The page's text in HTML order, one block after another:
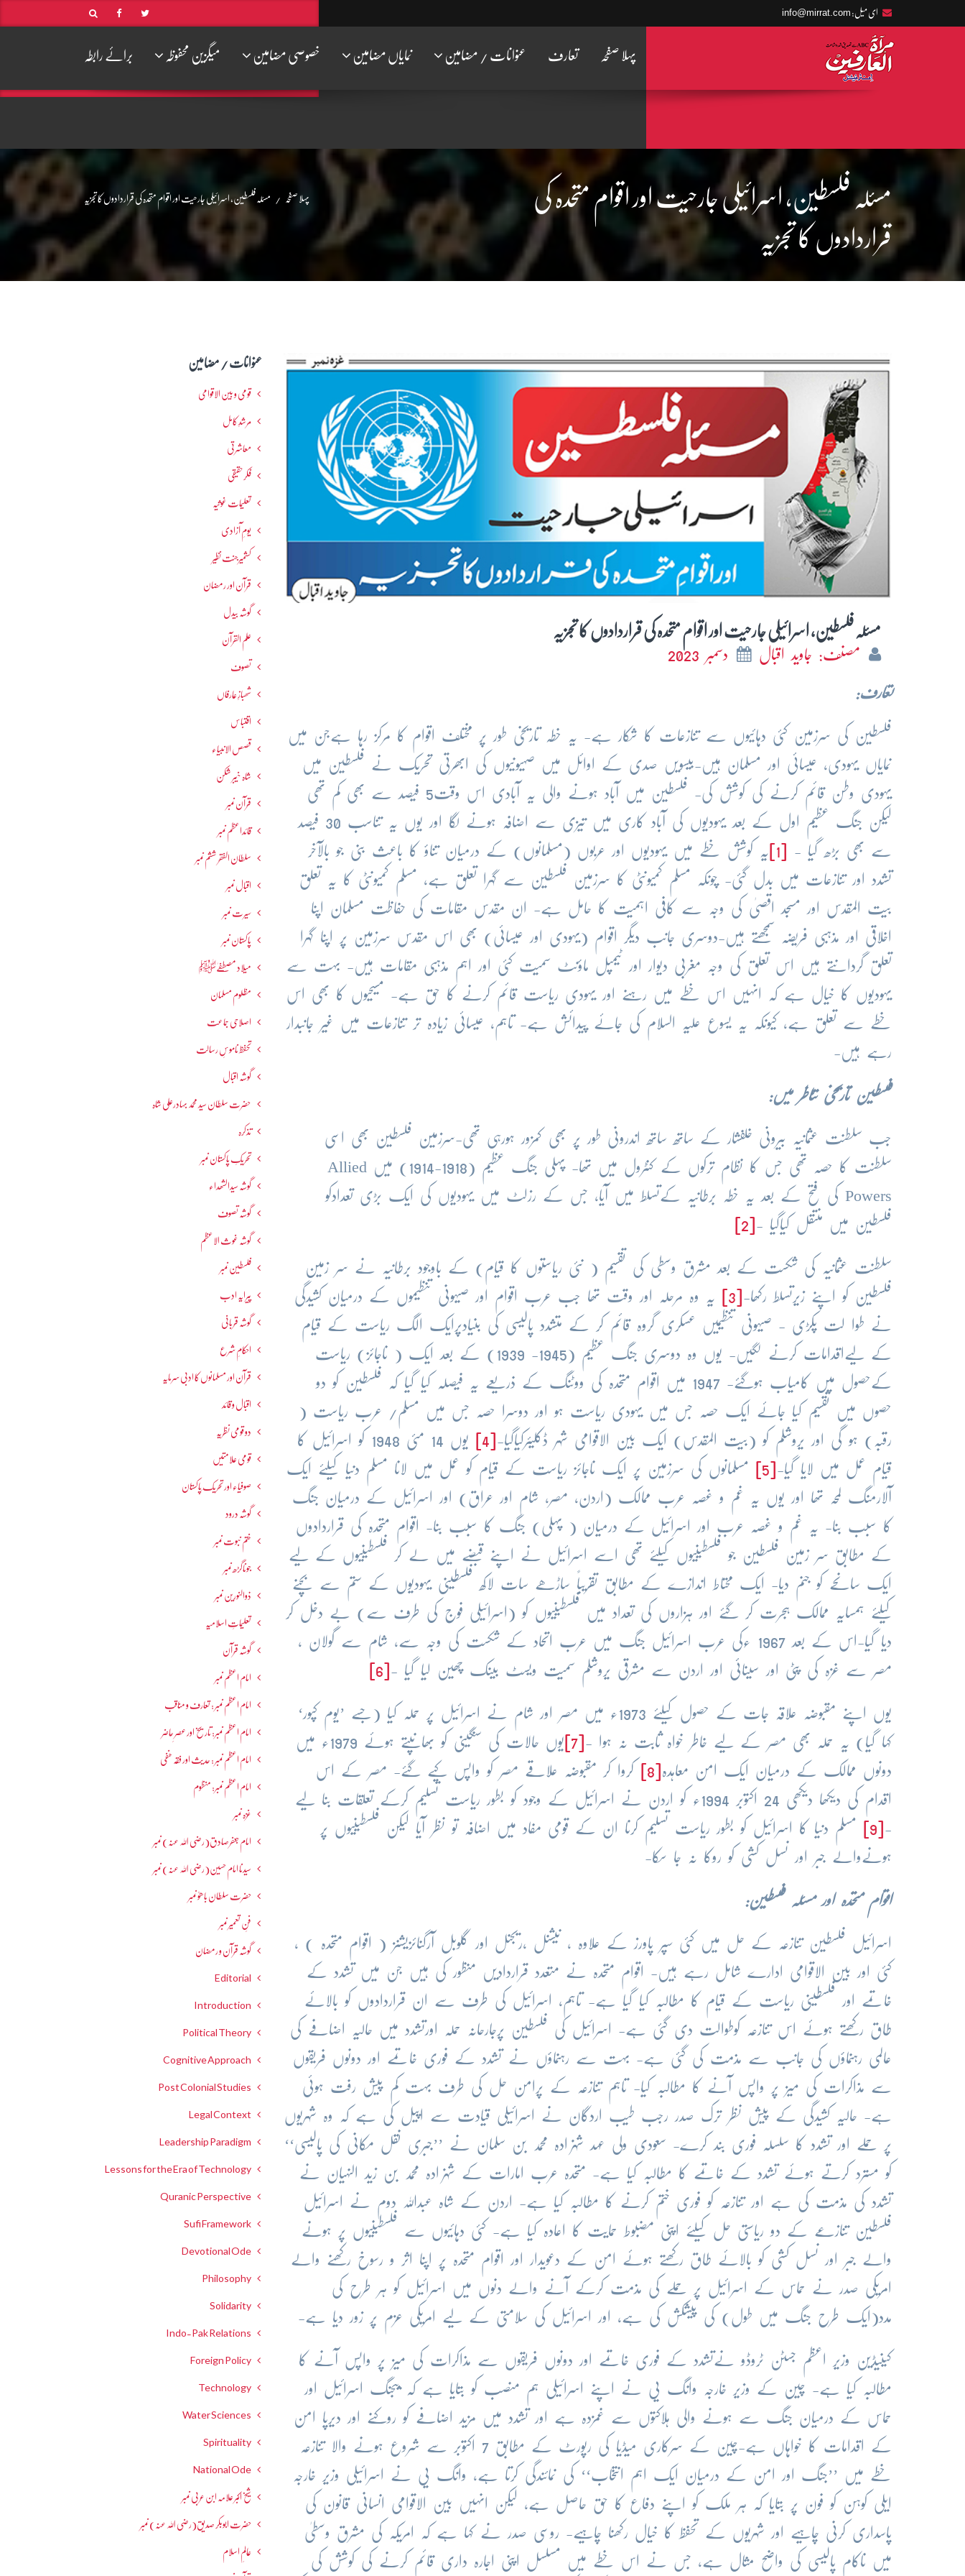
ای میل: info@mirrat.com
پہلا صفحہ تعارف عنوانات / مضامین نمایاں مضامین خصوصی مضامین میگزین محفوظہ برائے رابطہ
مسئلہ فلسطین، اسرائیلی جارحیت اور اقوام متحدہ کی
قراردادوں کا تجزیہ
پہلا صفحہ مسئلہ فلسطین، اسرائیلی جارحیت اور اقوام متحدہ کی قراردادوں کا تجزیہ
مسئلہ فلسطین، اسرائیلی جارحیت اور اقوام متحدہ کی قراردادوں کا تجزیہ
مصنف: جاوید اقبال دسمبر 2023
تعارف:
فلسطین کی سرزمین کئی دہائیوں سے تنازعات کا شکار ہے- یہ خطہ تاریخی طور پر مختلف اقوام کا مرکز رہا ہےجن میں
نمایاں یہودی، عیسائی اور مسلمان ہیں-بیسویں صدی کے اوائل میں صہیونیوں کی ابھرتی تحریک نے فلسطین میں
یہودی وطن قائم کرنے کی کوشش کی- فلسطین میں آباد ہونے والی یہ آبادی اس وقت5 فیصد سے بھی کم تھی
لیکن جنگ عظیم اول کے بعد یہودیوں کی آباد کاری میں تیزی سے اضافہ ہونے لگا اور یوں یہ تناسب 30 فیصد
سے بھی بڑھ گیا - یہ کوشش خطے میں یہودیوں اور عربوں (مسلمانوں) کے درمیان تناؤ کا باعث بنی جو بالآخر
تشدد اور تنازعات میں بدل گئی- چونکہ مسلم کمیونٹی کا سرزمین فلسطین سے گہرا تعلق ہے، مسلم کمیونٹی کا یہ تعلق
بیت المقدس اور مسجد اقصیٰ کی وجہ سے کافی اہمیت کا حامل ہے- ان مقدس مقامات کی حفاظت مسلمان اپنا
اخلاقی اور مذہبی فریضہ سمجھتے ہیں-دوسری جانب دیگر اقوام (یہودی اور عیسائی) بھی اس مقدس سرزمین پر اپنا گہرا
تعلق گردانتے ہیں اس تعلق کی وجہ مغربی دیوار اور ٹیمپل ماؤنٹ سمیت کئی اور اہم مذہبی مقامات ہیں- بہت سے
یہودیوں کا خیال ہے کہ انہیں اس خطے میں رہنے اور یہودی ریاست قائم کرنے کا حق ہے- مسیحیوں کا بھی اس
خطے سے تعلق ہے، کیونکہ یہ یسوع علیہ السلام کی جائے پیدائش ہے- تاہم، عیسائی زیادہ تر تنازعات میں غیر جانبدار
رہے ہیں-
فلسطین تاریخی تناظر میں:
جب سلطنت عثمانیہ بیرونی خلفشار کے ساتھ ساتھ اندرونی طور پر بھی کمزور ہورہی تھی-سرزمین فلسطین بھی اسی
سلطنت کا حصہ تھی جس کا نظام ترکوں کے کنٹرول میں تھا- پہلی جنگ عظیم (1918-1914) میں Allied
Powers کی فتح کے بعد یہ خطہ برطانیہ کےتسلط میں آیا، جس کے رزلٹ میں یہودیوں کی ایک بڑی تعدادکو
فلسطین میں منتقل کیاگیا -
سلطنت عثمانیہ کی شکست کے بعد مشرق وسطی کی تقسیم ( نئی ریاستوں کا قیام) کے باوجود برطانیہ نے سر زمین
فلسطین کو اپنے زیرتسلط رکھا- یہ وہ مرحلہ اور وقت تھا جب عرب اقوام اور صیہونی تنظیموں کے درمیان کشیدگی
نے طوا لت پکڑی - صیہونی تنظیمیں عسکری گروہ قائم کر کے متشدد پالیسی کی بنیادپرایک الگ ریاست کے قیام
کے لیےاقدامات کرنے لگیں- یوں وہ دوسری جنگ عظیم (1945- 1939) کے بعد ایک ( ناجائز) ریاست
کےحصول میں کامیاب ہوگئے- 1947 میں اقوام متحدہ کی ووٹنگ کے ذریعے یہ فیصلہ کیا گیا کہ فلسطین کو دو
حصوں میں تقسیم کیا جائے ایک حصہ جس میں یہودی ریاست ہو اور دوسرا حصہ جس میں مسلم/ عرب ریاست (
رقبہ) ہو گی اور یروشلم کو (بیت المقدس) ایک بین الاقوامی شہر ڈکلیئرکیاگیا- یوں 14 مئی 1948 کو اسرائیل کا
قیام عمل میں لایا گیا- مسلمانوں کی سرزمین پر ایک ناجائز ریاست کے قیام کو عمل میں لانا مسلم دنیا کیلئے ایک
آلارمنگ لمحہ تھا اور یوں یہ غم و غصہ عرب ممالک (اردن، مصر، شام اور عراق) اور اسرائیل کے درمیان جنگ
کا سبب بنا- یہ غم و غصہ عرب اور اسرائیل کے درمیان ( پہلی) جنگ کا سبب بنا- اقوام متحدہ کی قراردادوں
کے مطابق سر زمین فلسطین جو فلسطینیوں کیلئے تھی اسے اسرائیل نے اپنے قبضے میں لے کر فلسطینیوں کے لیے
ایک سانحے کو جنم دیا- ایک محتاط اندازے کے مطابق تقریباً ساڑھے سات لاکھ فلسطینی یہودیوں کے ستم سے بچنے
کیلئے ہمسایہ ممالک ہجرت کر گئے اور ہزاروں کی تعداد میں فلسطینیوں کو (اسرائیلی فوج کی طرف سے) بے دخل کر
دیا گیا-اس کے بعد 1967 ءکی عرب اسرائیل جنگ میں عرب اتحاد کے شکست کی وجہ سے، شام سے گولان ،
مصر سے غزہ کی پٹی اور سینائی اور اردن سے مشرقی یروشلم سمیت ویسٹ بینک چھین لیا گیا -
یوں اپنے مقبوضہ علاقہ جات کے حصول کیلئے 1973ء میں مصر اور شام نے اسرائیل پر حملہ کیا (جسے ’یوم کپور‘
کہا گیا) یہ حملہ بھی مصر کے لیے خاطر خواہ ثابت نہ ہوا - یوں حالات کی سنگینی کو بھانپتے ہوئے 1979ء میں
دونوں ممالک کے درمیان ایک امن معاہدہ کروا کر مقبوضہ علاقے مصر کو واپس کیے گئے- مصر کے اس
اقدام کی دیکھا دیکھی 24 اکتوبر 1994ء کو اردن نے اسرائیل کے وجود کو بطور ریاست تسلیم کرکے تعلقات بنا لیے
- مسلم دنیا کا اسرائیل کو بطور ریاست تسلیم کرنا ان کے قومی مفاد میں اضافہ تو نظر آیا لیکن فلسطینیوں پر
ہونےوالے جبر اور نسل کشی کو روکا نہ جا سکا-
اقوام متحدہ اور مسئلہ فلسطین:
اسرائیل فلسطین تنازعہ کے حل میں کئی سپر پاورز کے علاوہ ، نیشنل ،ریجنل اور گلوبل آرگنائزیشنز ( اقوام متحدہ ) ،
کئی اور بین الاقوامی ادارے شامل رہے ہیں- اقوام متحدہ نے متعدد قراردادیں منظور کی ہیں جن میں تشدد کے
خاتمے اور فلسطینی ریاست کے قیام کا مطالبہ کیا گیا ہے- تاہم، اسرائیل کی طرف سے ان قراردادوں کو بالائے
طاق رکھتے ہوئے اس تنازعہ کوطوالت دی گئی ہے- اسرائیل کی فلسطین پرجارحانہ حملہ اورتشدد میں حالیہ اضافے کی
عالمی رہنماؤں کی جانب سے مذمت کی گئی ہے- بہت سے رہنماؤں نے تشدد کے فوری خاتمے اور دونوں فریقوں
سے مذاکرات کی میز پر واپس آنے کا مطالبہ کیا- تاہم تنازعہ کے پرامن حل کی طرف بہت کم پیش رفت ہوئی
ہے- حالیہ کشیدگی کے پیش نظر ترک صدر رجب طیب اردگان نے اسرائیلی قیادت سے اپیل کی ہے کہ وہ شہریوں
پر حملے اور تشدد کا سلسلہ فوری بند کرے- سعودی ولی عہد شہزادہ محمد بن سلمان نے ’’جبری نقل مکانی کی پالیسی‘‘
کو مسترد کرتے ہوئے تشدد کے خاتمے کا مطالبہ کیا ہے- متحدہ عرب امارات کے شہزادہ محمد بن زید النہیان نے
تشدد کی مذمت کی ہے اور تنازعہ کو فوری ختم کرنے کا مطالبہ کیا ہے- اردن کے شاہ عبداللہ دوم نے اسرائیل
فلسطین تنازعے کے دو ریاستی حل کیلئے اپنی مضبوط حمایت کا اعادہ کیا ہے- کئی دہائیوں سے فلسطینیوں پر ہونے
والے جبر اور نسل کشی کو بالائے طاق رکھتے ہوئے امن کے دعویدار اور اقوام متحدہ پر اپنا اثر و رسوخ رکھنے والے
امریکی صدر نے حماس کے اسرائیل پر حملے کی مذمت کرکے آنے والے دنوں میں اسرائیل کو ہر طرح کی
مدد(ایک طرح جنگ میں طول) کی پیشکش کی ہے، اور اسرائیل کی سلامتی کے لیے امریکی عزم پر زور دیا ہے-
کینیڈین وزیر اعظم جسٹن ٹروڈو نےتشدد کے فوری خاتمے اور دونوں فریقوں سے مذاکرات کی میز پر واپس آنے کا
مطالبہ کیا ہے- چین کے وزیر خارجہ وانگ یی نے اپنے اسرائیلی ہم منصب کو بتایا ہے کہ بیجنگ اسرائیل اور
حماس کے درمیان جنگ سے ہونے والی ہلاکتوں سے غمزدہ ہے اور تشدد میں مزید اضافے کو روکنے اور دیرپا امن
کے اقدامات کا خواہاں ہے-چین کے سرکاری میڈیا کی رپورٹ کے مطابق 7 اکتوبر سے شروع ہونے والا تنازعہ
خطے میں ’’جنگ اور امن کے درمیان ایک اہم انتخاب‘‘ کی نمائندگی کرتا ہے، وانگ یی نے اسرائیلی وزیر خارجہ
ایلی کوہن کو فون پر بتایا کہ ہر ملک کو اپنے دفاع کا حق حاصل ہے، لیکن انہیں بین الاقوامی انسانی قانون کی
پاسداری کرنی چاہیے اور شہریوں کے تحفظ کا خیال رکھنا چاہیے- روسی صدر نے کہا ہے کہ امریکہ کی مشرق وسطیٰ
میں ناکام پالیسی کی واضح مثال ہے، جس نے اس خطے میں مسلسل اپنی اجارہ داری قائم کرنے کی کوشش کی
عنوانات / مضامین
قومی و بین الاقوامی
مرشدِ کامل
معاشرتی
فکرحقیقی
تعلیمات غوثیہ
یومِ آزادی
کشمیرجنت نظیر
قرآن اور رمضان
گوشہ بیدل
علم القرآن
تصوف
شھبازِ عارفاں
اقتباس
قصص الانبیاء
شاہ خیبر شکن
قرآن نمبر
قائداعظم نمبر
سلطان الفقر ششم نمبر
اقبال نمبر
سیرت نمبر
پاکستان نمبر
میلاد مصطفےٰﷺ
مظلوم مسلمان
اصلاحی جماعت
تحفظ ناموسِ رسالت
گوشہ اقبال
حضرت سلطان سید محمد بہادرعلی شاہ
تذکرہ
تحریکِ پاکستان نمبر
گوشہ سیدالشھداء
گوشہ تصوف
گوشہ غوث الاعظم
فلسطین نمبر
پیرایہ ادب
گوشہ قربانی
احکامِ شرع
قرآن اور مسلمانوں کا ادبی سرمایہ
اقبال و قائد
دو قومی نظریہ
قومی علامتیں
صوفیاء اور تحریک ِپاکستان
گوشہ درود
ختم نبوت نمبر
جوناگڑھ نمبر
ذوالنورین نمبر
تعلیماتِ اسلامیہ
گوشہ قرآن
امام اعظم نمبر
امام اعظم نمبر : تعارف و مناقب
امام اعظم نمبر: تاریخ اور عصرِ حاضر
امام اعظم نمبر : حدیث اور فقہ حنفی
امام اعظم نمبر: منظوم
غزہ نمبر
امام جعفرصادق(رضی اللہ عنہ) نمبر
سیدنا امام حسین(رضی اللہ عنہ) نمبر
حضرت سلطان باھوؒ نمبر
فنِ تعمیر نمبر
گوشہ قرآن و رمضان
Editorial
Introduction
Political Theory
Cognitive Approach
Post Colonial Studies
Legal Context
Leadership Paradigm
Lessons for the Era of Technology
Quranic Perspective
Sufi Framework
Devotional Ode
Philosophy
Solidarity
Indo-Pak Relations
Foreign Policy
Technology
Water Sciences
Spirituality
National Ode
شیخ اکبر علامہ ابن عربی نمبر
حضرت ابوبکر صدیق(رضی اللہ عنہ) نمبر
عالمِ اسلام